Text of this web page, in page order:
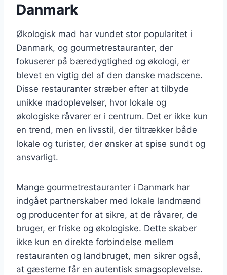
Danmark
Økologisk mad har vundet stor popularitet i
Danmark, og gourmetrestauranter, der
fokuserer på bæredygtighed og økologi, er
blevet en vigtig del af den danske madscene.
Disse restauranter stræber efter at tilbyde
unikke madoplevelser, hvor lokale og
økologiske råvarer er i centrum. Det er ikke kun
en trend, men en livsstil, der tiltrækker både
lokale og turister, der ønsker at spise sundt og
ansvarligt.
Mange gourmetrestauranter i Danmark har
indgået partnerskaber med lokale landmænd
og producenter for at sikre, at de råvarer, de
bruger, er friske og økologiske. Dette skaber
ikke kun en direkte forbindelse mellem
restauranten og landbruget, men sikrer også,
at gæsterne får en autentisk smagsoplevelse.